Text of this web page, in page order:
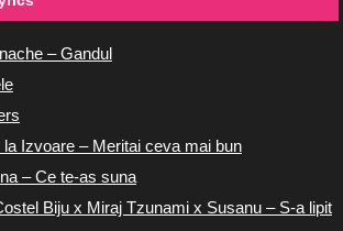
– Gandul
Izvoare – Meritai ceva mai bun
– Ce te-as suna
Biju x Miraj Tzunami x Susanu – S-a lipit